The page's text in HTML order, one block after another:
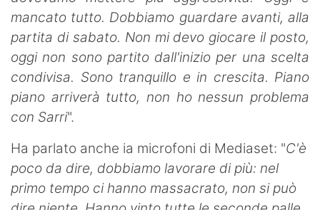
mancato tutto. Dobbiamo guardare avanti, alla
partita di sabato. Non mi devo giocare il posto,
oggi non sono partito dall'inizio per una scelta
condivisa. Sono tranquillo e in crescita. Piano
piano arriverà tutto, non ho nessun problema
con Sarri".
Ha parlato anche ia microfoni di Mediaset: "C'è
poco da dire, dobbiamo lavorare di più: nel
primo tempo ci hanno massacrato, non si può